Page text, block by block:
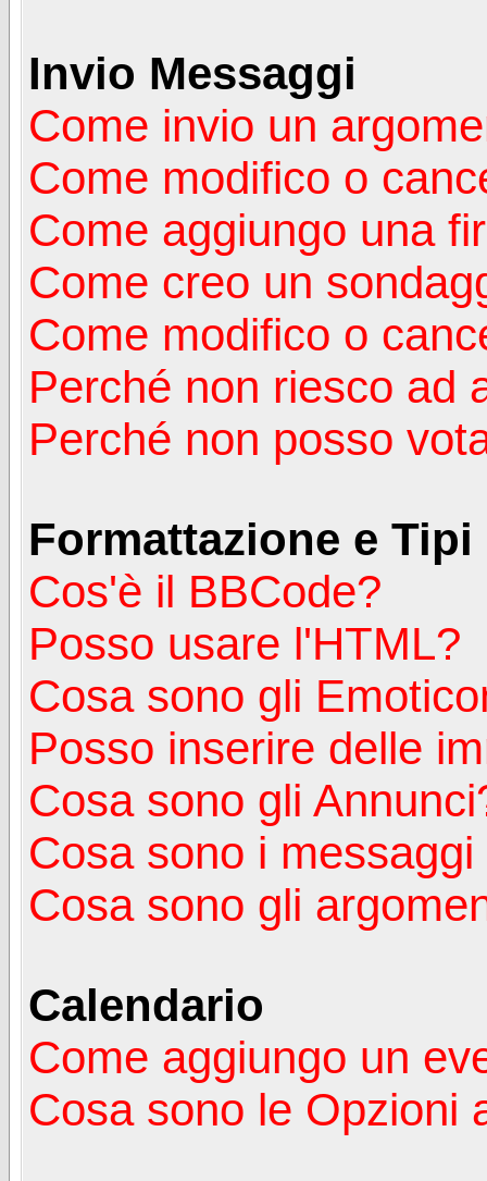
Invio Messaggi
Come invio un
Come modifico o
Come aggiungo una
Come creo un
Come modifico o
Perché non riesco ad
Perché non posso
Formattazione e
Cos'è il BBCode?
Posso usare l'HTML?
Cosa sono gli
Posso inserire delle
Cosa sono gli
Cosa sono i
Cosa sono gli
Calendario
Come aggiungo un
Cosa sono le Opzioni